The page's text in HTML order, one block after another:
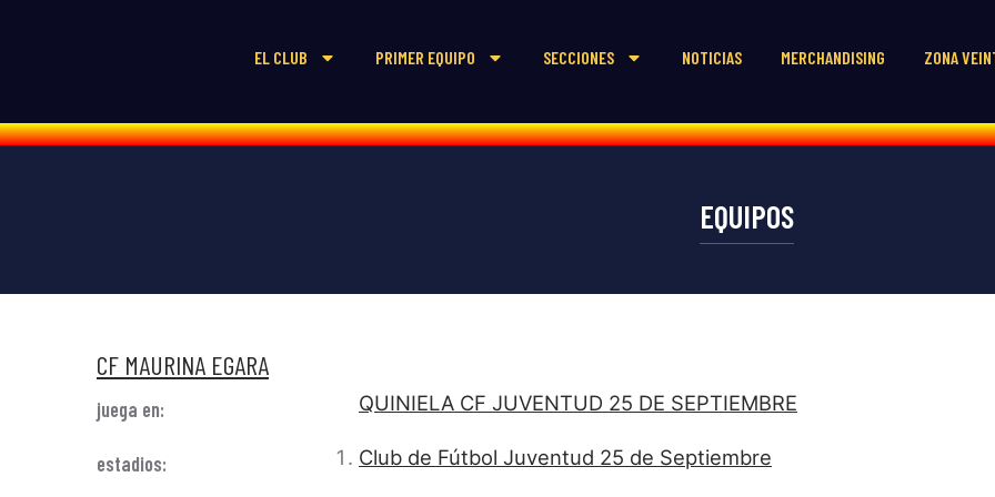
EL CLUB PRIMER EQUIPO SECCIONES NOTICIAS MERCHANDISING ZONA
EQUIPOS
CF MAURINA EGARA
juega en: QUINIELA CF JUVENTUD 25 DE SEPTIEMBRE
estadios: Club de Fútbol Juventud 25 de Septiembre